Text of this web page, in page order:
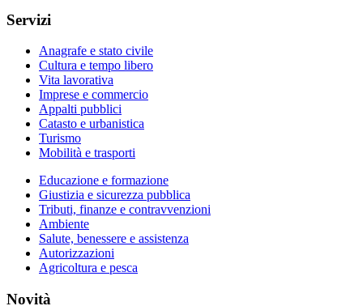
Servizi
Anagrafe e stato civile
Cultura e tempo libero
Vita lavorativa
Imprese e commercio
Appalti pubblici
Catasto e urbanistica
Turismo
Mobilità e trasporti
Educazione e formazione
Giustizia e sicurezza pubblica
Tributi, finanze e contravvenzioni
Ambiente
Salute, benessere e assistenza
Autorizzazioni
Agricoltura e pesca
Novità